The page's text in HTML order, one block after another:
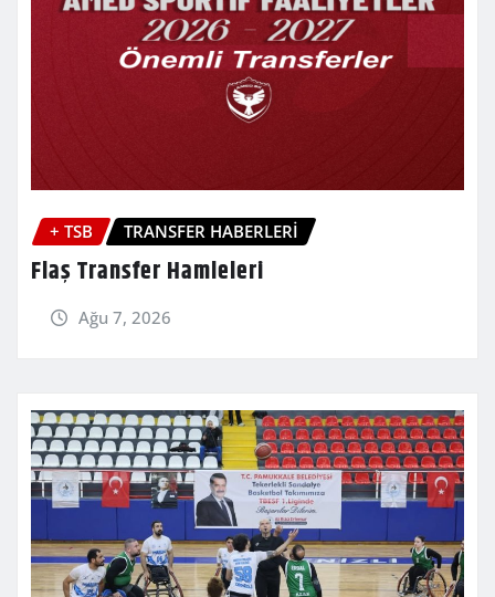
+ TSB TRANSFER HABERLERİ
Flaş Transfer Hamleleri
Ağu 7, 2026